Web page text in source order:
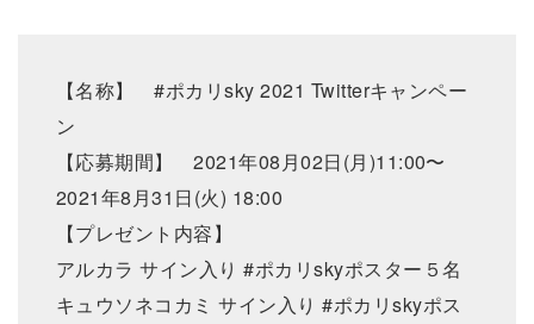
【名称】 #ポカリsky 2021 Twitterキャンペー
ン
【応募期間】 2021年08月02日(月)11:00〜
2021年8月31日(火) 18:00
【プレゼント内容】
アルカラ サイン入り #ポカリskyポスター５名
キュウソネコカミ サイン入り #ポカリskyポス